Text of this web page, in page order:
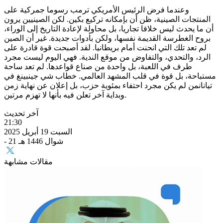
وعندما فرض الرئيس الأمريكي ترمب رسوما جمركية على
المنتجات الصينية، ظن أن بإمكانه تركيع بكين. لكن الصينيين يرون
أن ما يحدث ليس خلافا تجاريا، بل محاولة لإعادة التاريخ إلى الوراء،
بروح الغطرسة القديمة نفسها، ولكن بأدوات جديدة. غير أن الصين
لم تعد تلك التي انحنت أمام بريطانيا. لقد أصبحت قوة قادرة على
الرد، والتحدي، والتفاوض من موقع الندية. فهي اليوم ليست مجرد
طرف في اللعبة، بل واحدة من صناع قواعدها. لم تعد ساحة
مستباحة، بل قوة في قلب المشهد العالمي. خطاب شي جينبينغ في
تيانانمن لم يكن مجرد احتفاء بمئوية حزب، بل إعلان عن نهاية زمن
وبداية آخر تعلن فيه بأنها لا تهزم مرتين.
آخر تحديث
21:30
السبت 19 أبريل 2025
- 21 شوال 1446 هـ
مقالات مشابهة